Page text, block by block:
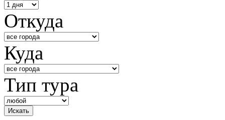
Откуда
Куда
Тип тура